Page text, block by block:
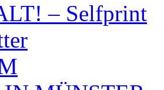
– Selfprint